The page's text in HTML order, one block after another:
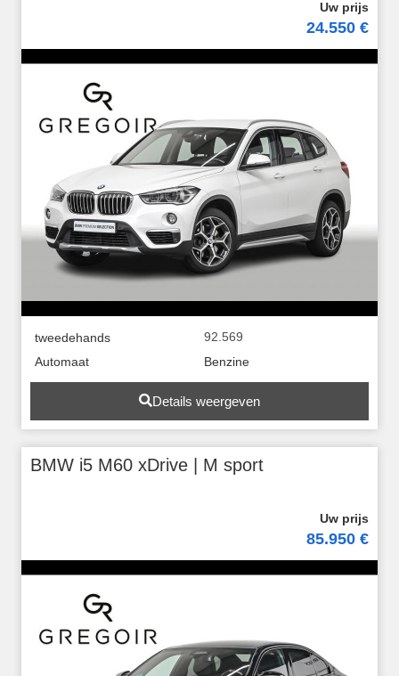
24.550 €
tweedehands
92.569
Automaat
Benzine
Details weergeven
BMW i5 M60 xDrive | M sport
85.950 €